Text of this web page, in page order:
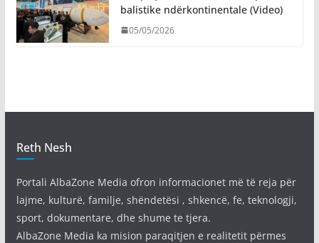
balistike ndërkontinentale (Video)
05/05/2026
Reth Nesh
Portali AlbaZone Media ofron informacionet më të reja për
lajme, kulturë, familje, shëndetësi , shkencë, fe, teknologji,
sport, dokumentare, dhe shume te tjera.
AlbaZone Media ka mision paraqitjen e realitetit përmes